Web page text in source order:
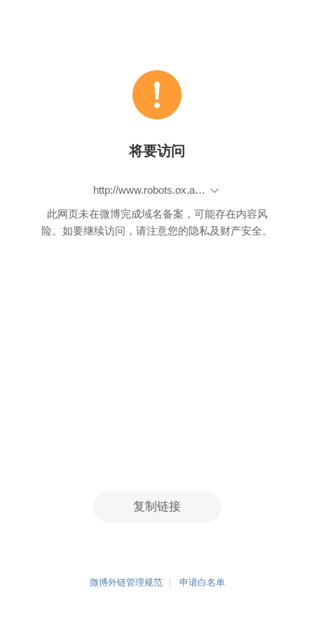
将要访问
http://www.robots.ox.ac.uk/~vgg/research/deep_eval/
此网页未在微博完成域名备案，可能存在内容风
险。如要继续访问，请注意您的隐私及财产安全。
复制链接
微博外链管理规范 申请白名单